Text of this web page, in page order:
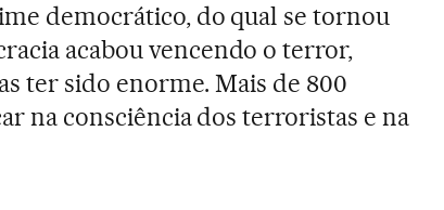
democrático, do qual se tornou
acabou vencendo o terror,
ter sido enorme. Mais de 800
na consciência dos terroristas e na